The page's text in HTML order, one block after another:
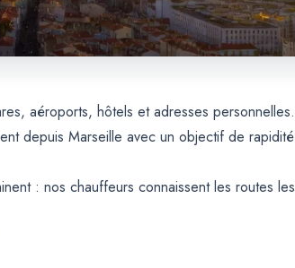
aéroports, hôtels et adresses personnelles.
depuis Marseille avec un objectif de rapidité
: nos chauffeurs connaissent les routes les